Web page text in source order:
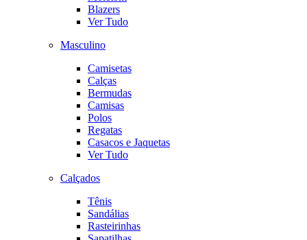
Blazers
Ver Tudo
Masculino
Camisetas
Calças
Bermudas
Camisas
Polos
Regatas
Casacos e Jaquetas
Ver Tudo
Calçados
Tênis
Sandálias
Rasteirinhas